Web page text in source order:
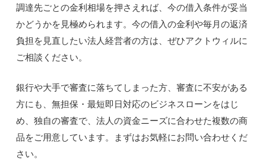
調達先ごとの金利相場を押さえれば、今の借入条件が妥当
かどうかを見極められます。今の借入の金利や毎月の返済
負担を見直したい法人経営者の方は、ぜひアクトウィルに
ご相談ください。
銀行や大手で審査に落ちてしまった方、審査に不安がある
方にも、無担保・最短即日対応のビジネスローンをはじ
め、独自の審査で、法人の資金ニーズに合わせた複数の商
品をご用意しています。まずはお気軽にお問い合わせくだ
さい。